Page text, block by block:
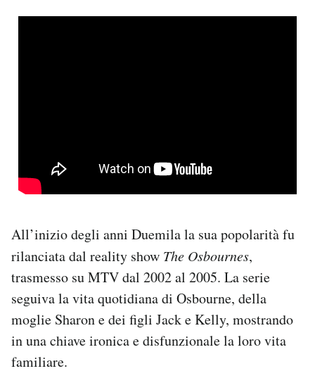
All’inizio degli anni Duemila la sua popolarità fu
rilanciata dal reality show The Osbournes,
trasmesso su MTV dal 2002 al 2005. La serie
seguiva la vita quotidiana di Osbourne, della
moglie Sharon e dei figli Jack e Kelly, mostrando
in una chiave ironica e disfunzionale la loro vita
familiare.